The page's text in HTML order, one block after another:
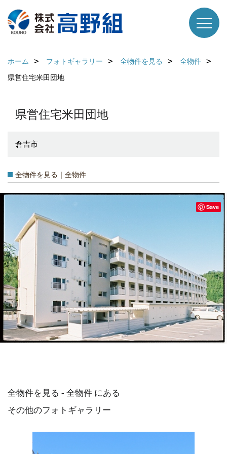
ホーム フォトギャラリー 全物件を見る
全物件
県営住宅米田団地
県営住宅米田団地
倉吉市
全物件を見る｜全物件
Save
全物件を見る - 全物件 にある
その他のフォトギャラリー